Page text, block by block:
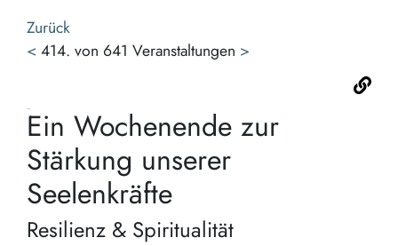
Zurück
< 414. von 641 Veranstaltungen >
Ein Wochenende zur
Stärkung unserer
Seelenkräfte
Resilienz & Spiritualität